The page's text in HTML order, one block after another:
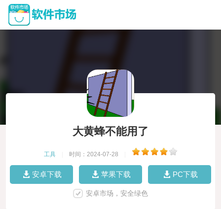
大黄蜂不能用了
工具 时间：2024-07-28
安卓下载 苹果下载 PC下载
安卓市场，安全绿色